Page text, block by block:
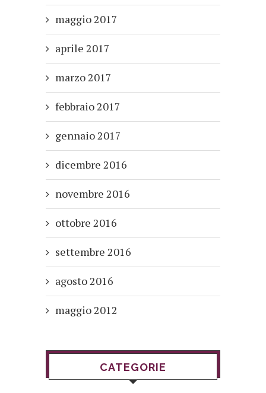
maggio 2017
aprile 2017
marzo 2017
febbraio 2017
gennaio 2017
dicembre 2016
novembre 2016
ottobre 2016
settembre 2016
agosto 2016
maggio 2012
CATEGORIE